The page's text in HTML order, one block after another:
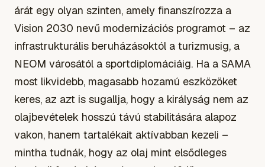
árát egy olyan szinten, amely finanszírozza a
Vision 2030 nevű modernizációs programot – az
infrastrukturális beruházásoktól a turizmusig, a
NEOM városától a sportdiplomáciáig. Ha a SAMA
most likvidebb, magasabb hozamú eszközöket
keres, az azt is sugallja, hogy a királyság nem az
olajbevételek hosszú távú stabilitására alapoz
vakon, hanem tartalékait aktívabban kezeli –
mintha tudnák, hogy az olaj mint elsődleges